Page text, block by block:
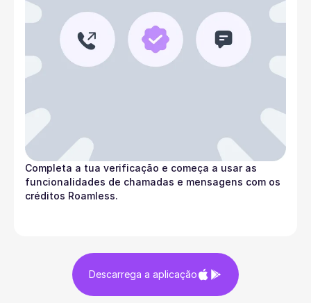
Completa a tua verificação e começa a usar as
funcionalidades de chamadas e mensagens com os
créditos Roamless.
Descarrega a aplicação